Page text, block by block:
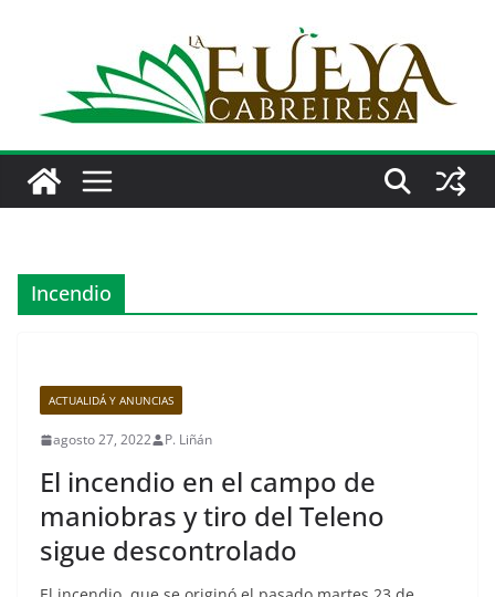
Incendio
ACTUALIDÁ Y ANUNCIAS
agosto 27, 2022 P. Liñán
El incendio en el campo de
maniobras y tiro del Teleno
sigue descontrolado